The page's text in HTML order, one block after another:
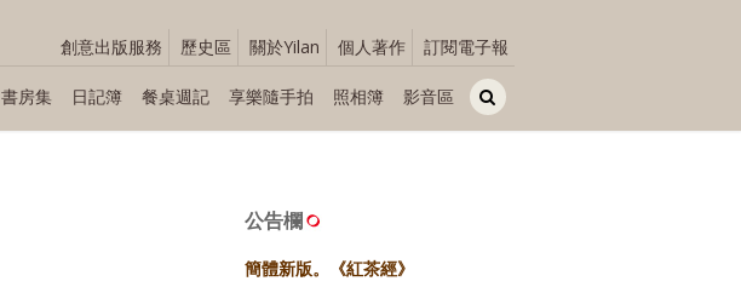
創意出版服務 歷史區 關於Yilan 個人著作 訂閱電子報
書房集 日記簿 餐桌週記 享樂隨手拍 照相簿 影音區
公告欄
簡體新版。《紅茶經》